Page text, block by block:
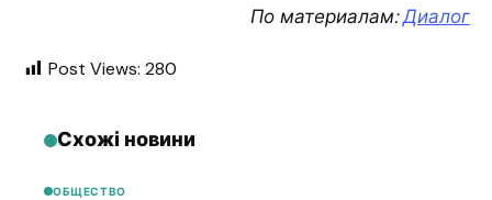
По материалам:Диалог
Post Views: 280
Схожі новини
ОБЩЕСТВО